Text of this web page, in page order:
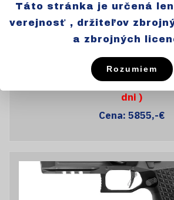
Laugo Arms Alien -
Skladom v externom sklade
dni )
Cena: 5855,-€
Táto stránka je určená
verejnosť , držiteľov
a zbrojných
Rozumiem